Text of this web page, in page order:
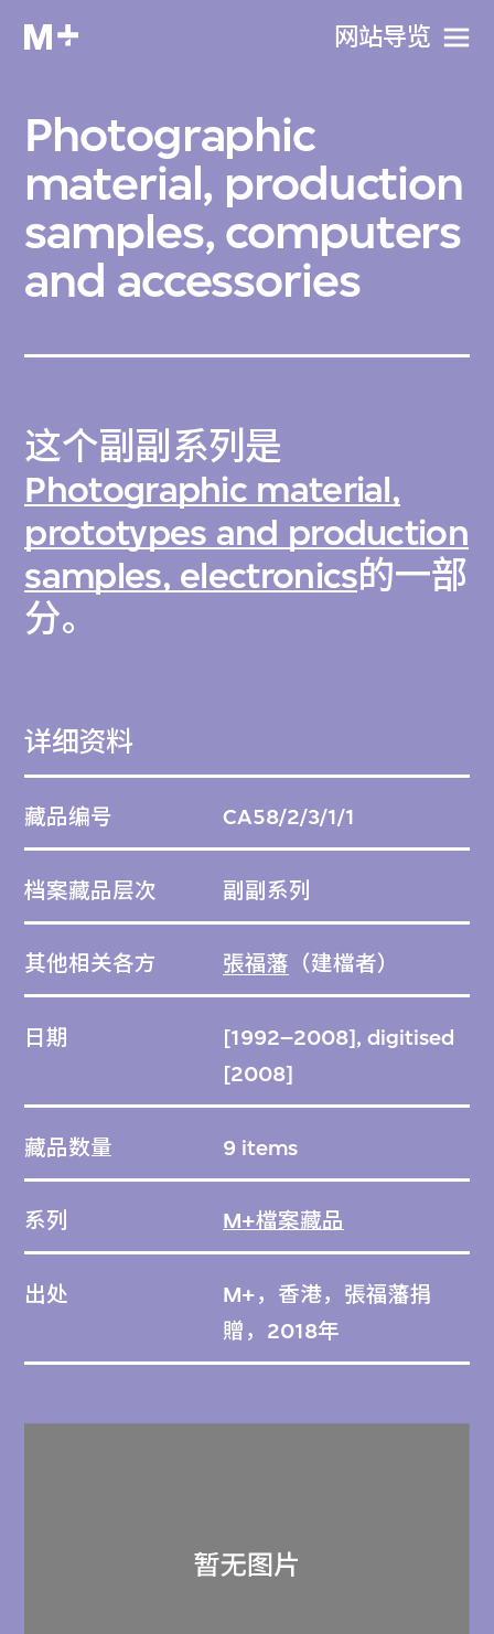
网站导览
Photographic
material, production
samples, computers
and accessories
这个副副系列是
Photographic material,
prototypes and production
samples, electronics的一部
分。
详细资料
藏品编号 CA58/2/3/1/1
档案藏品层次 副副系列
其他相关各方 張福藩 （建檔者）
日期
[1992–2008], digitised
[2008]
藏品数量 9 items
系列 M+檔案藏品
出处
M+，香港，張福藩捐
贈，2018年